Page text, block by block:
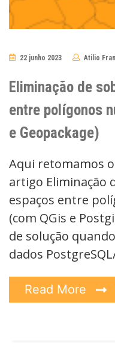
22 junho 2023 Atilio
Eliminação de
entre polígonos
e Geopackage)
Aqui retomamos
artigo Eliminação
espaços entre
(com QGis e
de solução
dados
Read More